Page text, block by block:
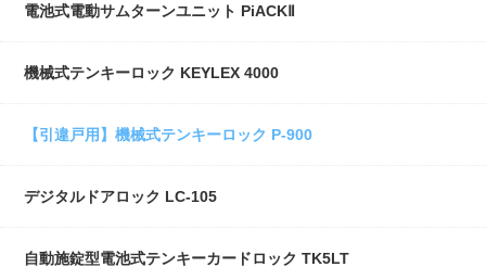
電池式電動サムターンユニット PiACKⅡ
機械式テンキーロック KEYLEX 4000
【引違戸用】機械式テンキーロック P-900
デジタルドアロック LC-105
自動施錠型電池式テンキーカードロック TK5LT